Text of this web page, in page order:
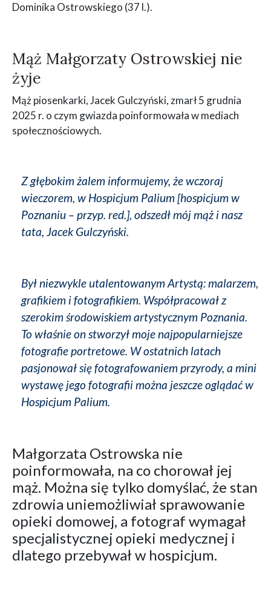
Dominika Ostrowskiego (37 l.).
Mąż Małgorzaty Ostrowskiej nie
żyje
Mąż piosenkarki, Jacek Gulczyński, zmarł 5 grudnia
2025 r. o czym gwiazda poinformowała w mediach
społecznościowych.
Z głębokim żalem informujemy, że wczoraj
wieczorem, w Hospicjum Palium [hospicjum w
Poznaniu – przyp. red.], odszedł mój mąż i nasz
tata, Jacek Gulczyński.
Był niezwykle utalentowanym Artystą: malarzem,
grafikiem i fotografikiem. Współpracował z
szerokim środowiskiem artystycznym Poznania.
To właśnie on stworzył moje najpopularniejsze
fotografie portretowe. W ostatnich latach
pasjonował się fotografowaniem przyrody, a mini
wystawę jego fotografii można jeszcze oglądać w
Hospicjum Palium.
Małgorzata Ostrowska nie
poinformowała, na co chorował jej
mąż. Można się tylko domyślać, że stan
zdrowia uniemożliwiał sprawowanie
opieki domowej, a fotograf wymagał
specjalistycznej opieki medycznej i
dlatego przebywał w hospicjum.